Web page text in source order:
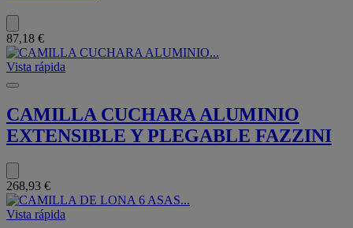
87,18 €
Vista rápida
CAMILLA CUCHARA ALUMINIO
EXTENSIBLE Y PLEGABLE FAZZINI
268,93 €
Vista rápida